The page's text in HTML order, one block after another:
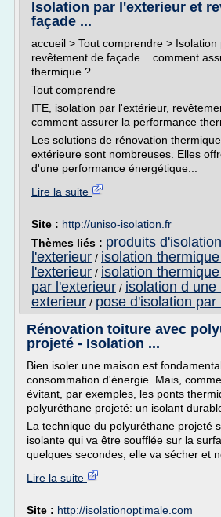
Isolation par l'exterieur et
façade ...
accueil > Tout comprendre > Isolation
revêtement de façade... comment
thermique ?
Tout comprendre
ITE, isolation par l'extérieur,
comment assurer la performance
Les solutions de rénovation
extérieure sont nombreuses. Elles
d'une performance énergétique...
Lire la suite
Site : http://uniso-isolation.fr
Thèmes liés : produits
l'exterieur / isolation
l'exterieur / isolation
par l'exterieur / isolation d une
exterieur / pose d'isolation par
Rénovation toiture avec
projeté - Isolation ...
Bien isoler une maison est
consommation d'énergie. Mais,
évitant, par exemples, les ponts
polyuréthane projeté: un isolant
La technique du polyuréthane projeté
isolante qui va être soufflée sur la
quelques secondes, elle va sécher et
Lire la suite
Site : http://isolationoptimale.com